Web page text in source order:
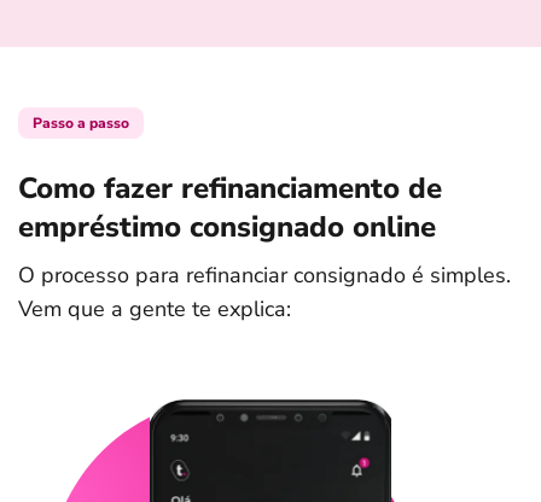
Passo a passo
Como fazer refinanciamento de
empréstimo consignado online
O processo para refinanciar consignado é simples.
Vem que a gente te explica: